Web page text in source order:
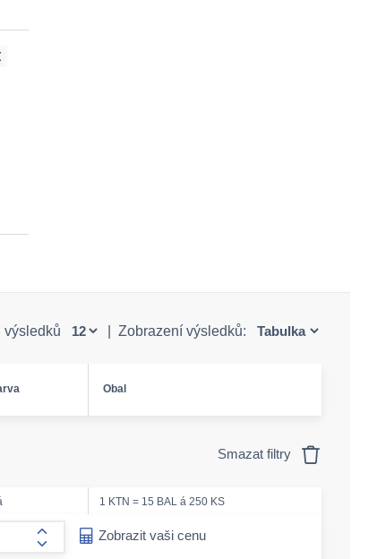
výsledků Zobrazení výsledků:
Obal
Smazat filtry
1 KTN = 15 BAL á 250 KS
form.increase-amount
Zobrazit vaši cenu